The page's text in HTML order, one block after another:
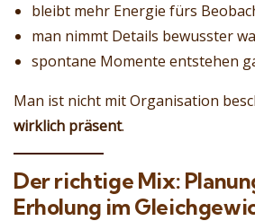
bleibt mehr Energie fürs
man nimmt Details bewusster
spontane Momente entstehen
Man ist nicht mit Organisation
wirklich präsent.
Der richtige Mix:
Erholung im